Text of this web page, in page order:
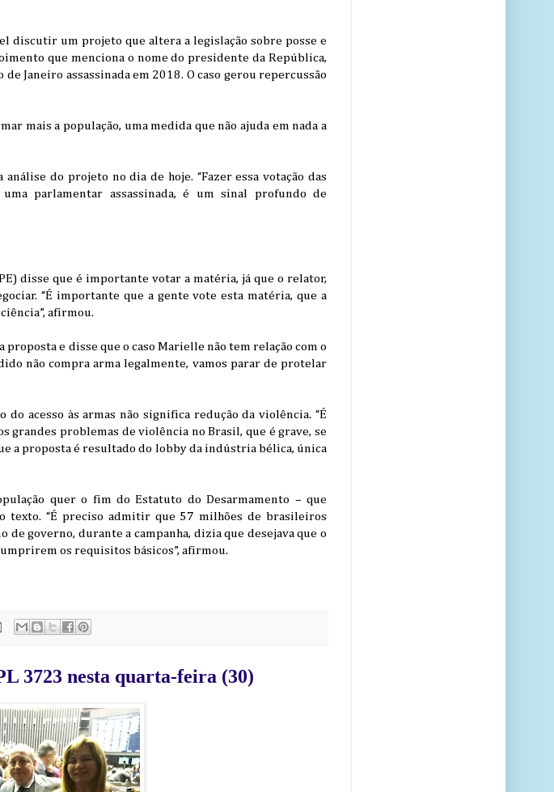
discutir um projeto que altera a legislação sobre posse e
que menciona o nome do presidente da República,
Janeiro assassinada em 2018. O caso gerou repercussão
mais a população, uma medida que não ajuda em nada a
do projeto no dia de hoje. “Fazer essa votação das
parlamentar assassinada, é um sinal profundo de
disse que é importante votar a matéria, já que o relator,
“É importante que a gente vote esta matéria, que a
afirmou.
e disse que o caso Marielle não tem relação com o
não compra arma legalmente, vamos parar de protelar
do acesso às armas não significa redução da violência. “É
grandes problemas de violência no Brasil, que é grave, se
a proposta é resultado do lobby da indústria bélica, única
quer o fim do Estatuto do Desarmamento – que
texto. “É preciso admitir que 57 milhões de brasileiros
governo, durante a campanha, dizia que desejava que o
os requisitos básicos”, afirmou.
3723 nesta quarta-feira (30)